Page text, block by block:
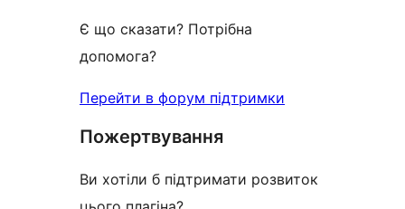
Є що сказати? Потрібна
допомога?
Перейти в форум підтримки
Пожертвування
Ви хотіли б підтримати розвиток